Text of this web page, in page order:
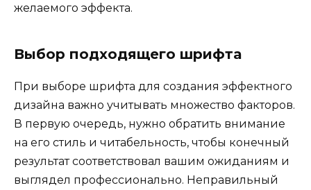
желаемого эффекта.
Выбор подходящего шрифта
При выборе шрифта для создания эффектного
дизайна важно учитывать множество факторов.
В первую очередь, нужно обратить внимание
на его стиль и читабельность, чтобы конечный
результат соответствовал вашим ожиданиям и
выглядел профессионально. Неправильный